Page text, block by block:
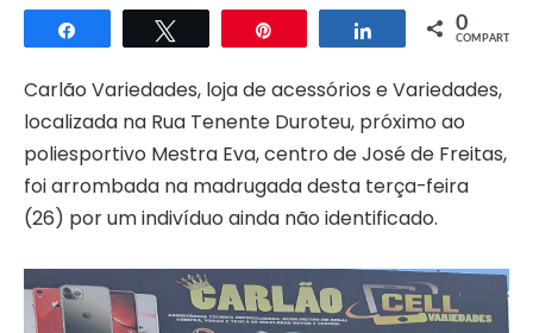
Compartilhar Compartilhar
0
COMPART.
Carlão Variedades, loja de acessórios e Variedades,
localizada na Rua Tenente Duroteu, próximo ao
poliesportivo Mestra Eva, centro de José de Freitas,
foi arrombada na madrugada desta terça-feira
(26) por um indivíduo ainda não identificado.